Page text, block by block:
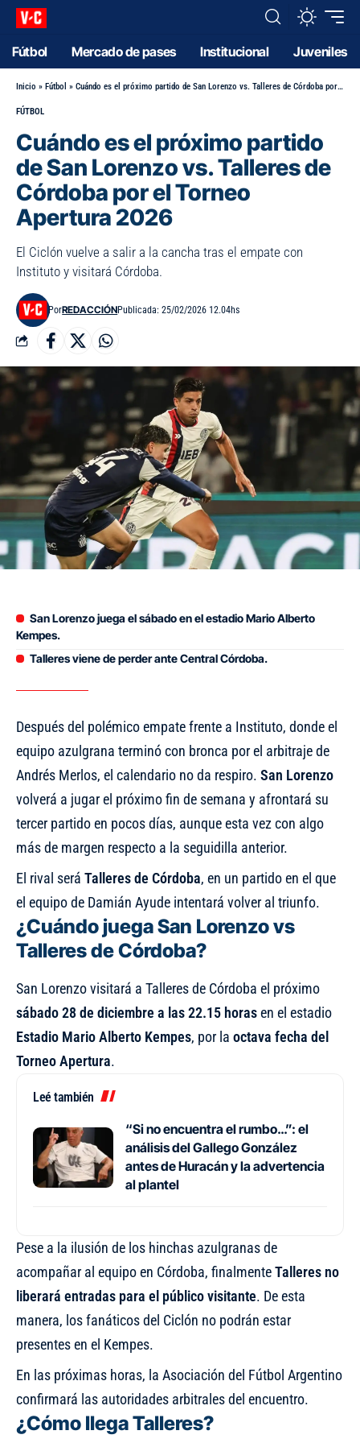
Fútbol Mercado de pases Institucional Juveniles
Inicio » Fútbol » Cuándo es el próximo partido de San Lorenzo vs. Talleres de Córdoba por el Torneo Apertura 2026
FÚTBOL
Cuándo es el próximo partido
de San Lorenzo vs. Talleres de
Córdoba por el Torneo
Apertura 2026
El Ciclón vuelve a salir a la cancha tras el empate con
Instituto y visitará Córdoba.
PorREDACCIÓNPublicada: 25/02/2026 12.04hs
San Lorenzo juega el sábado en el estadio Mario Alberto
Kempes.
Talleres viene de perder ante Central Córdoba.
Después del polémico empate frente a Instituto, donde el
equipo azulgrana terminó con bronca por el arbitraje de
Andrés Merlos, el calendario no da respiro. San Lorenzo
volverá a jugar el próximo fin de semana y afrontará su
tercer partido en pocos días, aunque esta vez con algo
más de margen respecto a la seguidilla anterior.
El rival será Talleres de Córdoba, en un partido en el que
el equipo de Damián Ayude intentará volver al triunfo.
¿Cuándo juega San Lorenzo vs
Talleres de Córdoba?
San Lorenzo visitará a Talleres de Córdoba el próximo
sábado 28 de diciembre a las 22.15 horasen el estadio
Estadio Mario Alberto Kempes, por la octava fecha del
Torneo Apertura.
Leé también
“Si no encuentra el rumbo…”: el
análisis del Gallego González
antes de Huracán y la advertencia
al plantel
Pese a la ilusión de los hinchas azulgranas de
acompañar al equipo en Córdoba, finalmenteTalleres no
liberará entradas para el público visitante. De esta
manera, los fanáticos del Ciclón no podrán estar
presentes en el Kempes.
En las próximas horas, la Asociación del Fútbol Argentino
confirmará las autoridades arbitrales del encuentro.
¿Cómo llega Talleres?